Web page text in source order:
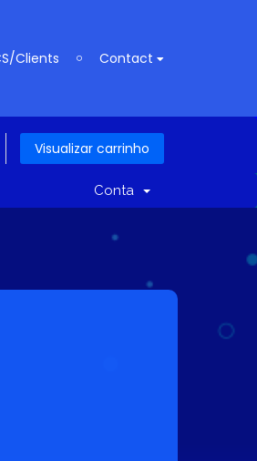
Clients Contact
Visualizar carrinho
Conta